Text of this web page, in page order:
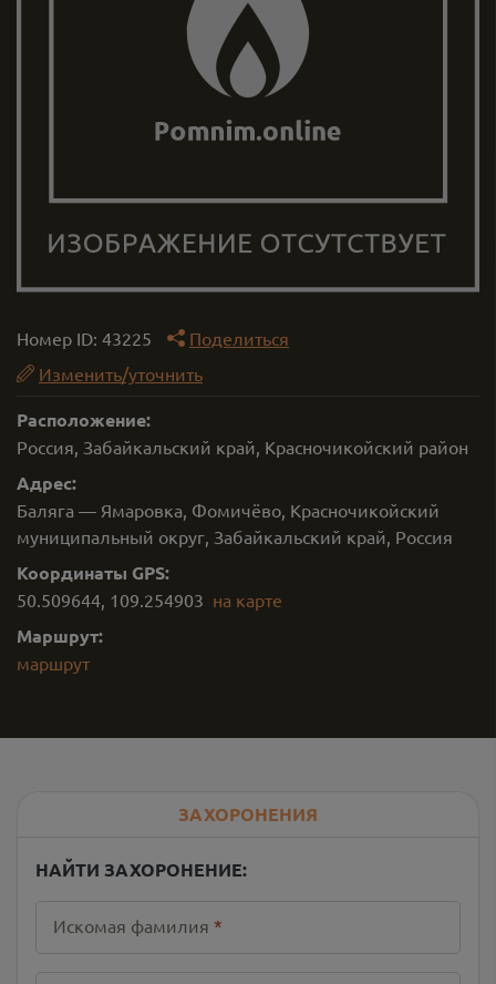
Номер ID: 43225
Поделиться
Изменить/уточнить
Расположение:
Россия, Забайкальский край, Красночикойский район
Адрес:
Баляга — Ямаровка, Фомичёво, Красночикойский
муниципальный округ, Забайкальский край, Россия
Координаты GPS:
50.509644, 109.254903 на карте
Маршрут:
маршрут
ЗАХОРОНЕНИЯ
НАЙТИ ЗАХОРОНЕНИЕ:
Искомая фамилия *